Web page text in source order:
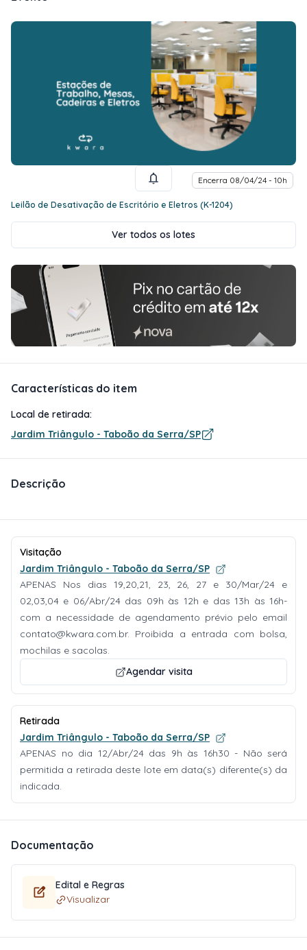
Encerra 08/04/24 - 10h
Leilão de Desativação de Escritório e Eletros (K-1204)
Ver todos os lotes
Características do item
Local de retirada:
Jardim Triângulo - Taboão da Serra/SP
Descrição
Visitação
Jardim Triângulo - Taboão da Serra/SP
APENAS Nos dias 19,20,21, 23, 26, 27 e 30/Mar/24 e
02,03,04 e 06/Abr/24 das 09h às 12h e das 13h às 16h-
com a necessidade de agendamento prévio pelo email
contato@kwara.com.br. Proibida a entrada com bolsa,
mochilas e sacolas.
Agendar visita
Retirada
Jardim Triângulo - Taboão da Serra/SP
APENAS no dia 12/Abr/24 das 9h às 16h30 - Não será
permitida a retirada deste lote em data(s) diferente(s) da
indicada.
Documentação
Edital e Regras
Visualizar